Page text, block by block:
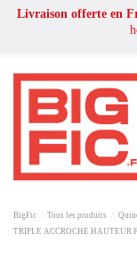
Livraison offerte en
BigFic Tous les produits
TRIPLE ACCROCHE HAUTEUR